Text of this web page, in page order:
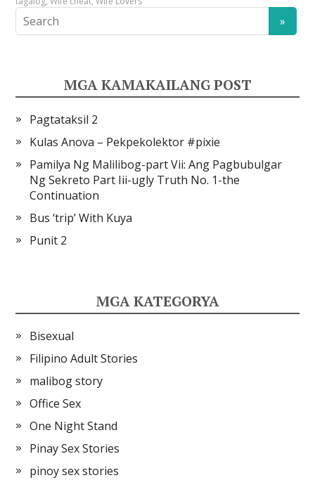
MGA KAMAKAILANG POST
Pagtataksil 2
Kulas Anova – Pekpekolektor #pixie
Pamilya Ng Malilibog-part Vii: Ang Pagbubulgar
Ng Sekreto Part Iii-ugly Truth No. 1-the
Continuation
Bus ‘trip’ With Kuya
Punit 2
MGA KATEGORYA
Bisexual
Filipino Adult Stories
malibog story
Office Sex
One Night Stand
Pinay Sex Stories
pinoy sex stories